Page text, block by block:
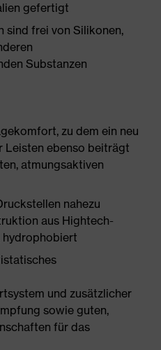
gefertigt
sind frei von Silikonen,
Substanzen
zu dem ein neu
Leisten ebenso beiträgt
atmungsaktiven
nahezu
aus Hightech-
hydrophobiert
und zusätzlicher
sowie guten,
für das